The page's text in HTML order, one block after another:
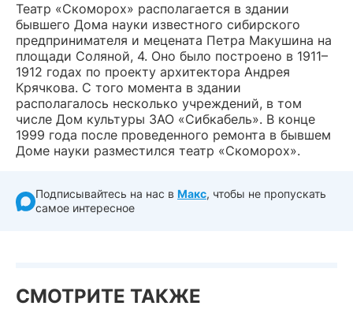
Театр «Скоморох» располагается в здании
бывшего Дома науки известного сибирского
предпринимателя и мецената Петра Макушина на
площади Соляной, 4. Оно было построено в 1911–
1912 годах по проекту архитектора Андрея
Крячкова. С того момента в здании
располагалось несколько учреждений, в том
числе Дом культуры ЗАО «Сибкабель». В конце
1999 года после проведенного ремонта в бывшем
Доме науки разместился театр «Скоморох».
Подписывайтесь на нас в Макс, чтобы не пропускать
самое интересное
СМОТРИТЕ ТАКЖЕ